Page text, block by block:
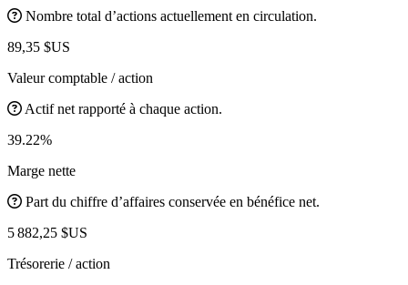
Nombre total d’actions actuellement en circulation.
89,35 $US
Valeur comptable / action
Actif net rapporté à chaque action.
39.22%
Marge nette
Part du chiffre d’affaires conservée en bénéfice net.
5 882,25 $US
Trésorerie / action